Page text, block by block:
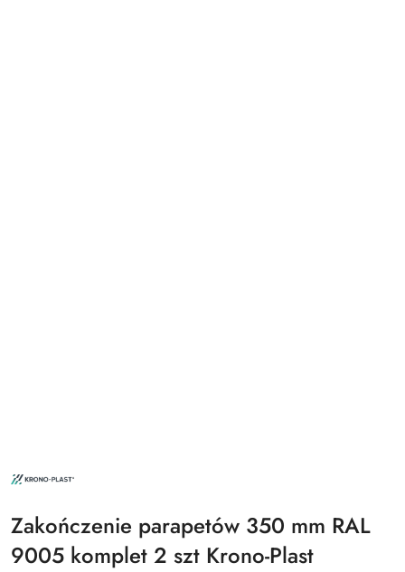
NAZWA
PRODUCENTA:
Zakończenie parapetów 350 mm RAL
9005 komplet 2 szt Krono-Plast